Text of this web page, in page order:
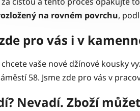
na rovném povrchu,
pro vás i v
vaše nové džínové kousky
58. Jsme zde pro vás v
Nevadí. Zboží